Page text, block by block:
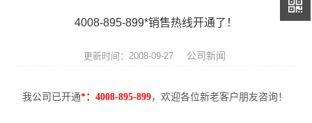
元素分析仪
4008-895-899*销售热线开通了！
更新时间：2008-09-27 公司新闻
我公司已开通*：4008-895-899，欢迎各位新老客户朋友咨询！